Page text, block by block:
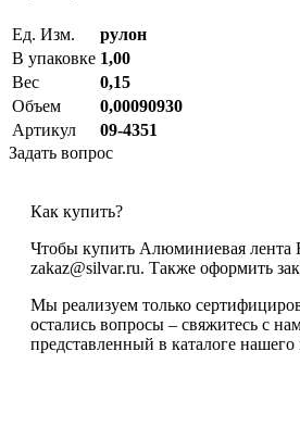
Ед. Изм.
рулон
В упаковке 1,00
Вес
0,15
Объем
0,00090930
Артикул
09-4351
Задать вопрос
Как купить?
Чтобы купить Алюминиевая лента
zakaz@silvar.ru. Также оформить
Мы реализуем только
остались вопросы – свяжитесь с
представленный в каталоге нашего